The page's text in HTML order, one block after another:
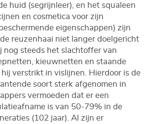
huid (segrijnleer), en het squaleen
en cosmetica voor zijn
eigenschappen) zijn
reuzenhaai niet langer doelgericht
nog steeds het slachtoffer van
kieuwnetten en staande
verstrikt in vislijnen. Hierdoor is de
soort sterk afgenomen in
vermoeden dat er een
is van 50-79% in de
(102 jaar). Al zijn er